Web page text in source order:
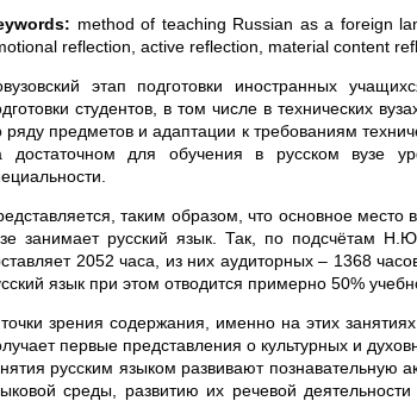
method of teaching Russian as a foreign
reflection, active reflection, material content
этап подготовки иностранных
студентов, в том числе в технических
ряду предметов и адаптации к требованиям
достаточном для обучения в русском вузе
таким образом, что основное место
занимает русский язык. Так, по подсчётам
2052 часа, из них аудиторных – 1368
язык при этом отводится примерно 50%
зрения содержания, именно на этих
первые представления о культурных и
русским языком развивают познавательную
среды, развитию их речевой